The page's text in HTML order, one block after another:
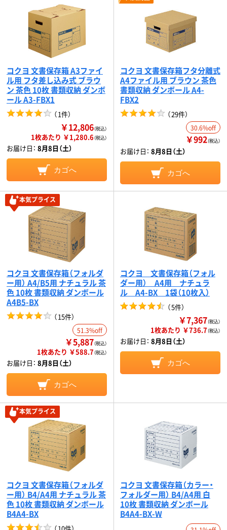
コクヨ 文書保存箱 A3ファイ
ル用 フタ差し込み式 ブラウ
ン 茶色 10枚 書類収納 ダンボ
ール A3-FBX1
（1件）
￥12,806（税込）
1枚あたり ￥1,280.6（税込）
お届け日： 8月8日（土）
カゴへ
コクヨ 文書保存箱フタ分離式
A4ファイル用 ブラウン 茶色
書類収納 ダンボール A4-
FBX2
（29件）
30.6%off
￥992（税込）
お届け日： 8月8日（土）
カゴへ
本気プライス
コクヨ 文書保存箱（フォルダ
ー用） A4/B5用 ナチュラル 茶
色 10枚 書類収納 ダンボール
A4B5-BX
（15件）
51.3%off
￥5,887（税込）
1枚あたり ￥588.7（税込）
お届け日： 8月8日（土）
カゴへ
コクヨ 文書保存箱（フォル
ダー用） A4用 ナチュラ
ル A4-BX 1袋（10枚入）
（5件）
￥7,367（税込）
1枚あたり ￥736.7（税込）
お届け日： 8月8日（土）
カゴへ
本気プライス
コクヨ 文書保存箱（フォルダ
ー用） B4/A4用 ナチュラル 茶
色 10枚 書類収納 ダンボール
B4A4-BX
コクヨ 文書保存箱（カラー・
フォルダー用） B4/A4用 白
10枚 書類収納 ダンボール
B4A4-BX-W